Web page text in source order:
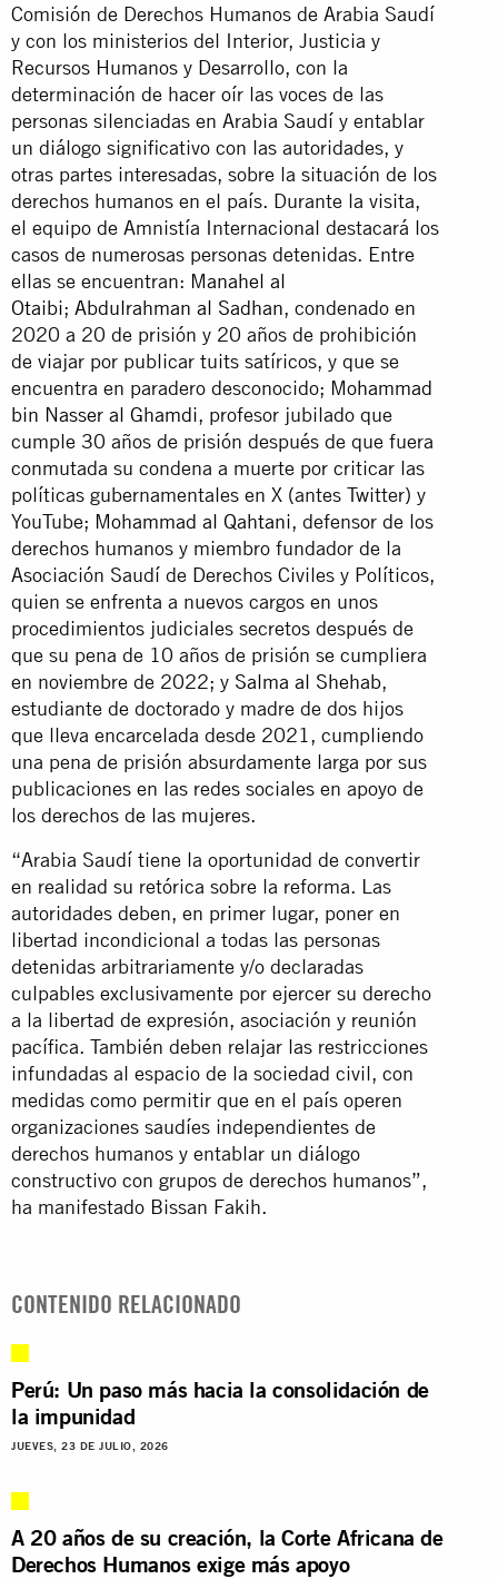
Comisión de Derechos Humanos de Arabia Saudí
y con los ministerios del Interior, Justicia y
Recursos Humanos y Desarrollo, con la
determinación de hacer oír las voces de las
personas silenciadas en Arabia Saudí y entablar
un diálogo significativo con las autoridades, y
otras partes interesadas, sobre la situación de los
derechos humanos en el país. Durante la visita,
el equipo de Amnistía Internacional destacará los
casos de numerosas personas detenidas. Entre
ellas se encuentran: Manahel al
Otaibi; Abdulrahman al Sadhan, condenado en
2020 a 20 de prisión y 20 años de prohibición
de viajar por publicar tuits satíricos, y que se
encuentra en paradero desconocido; Mohammad
bin Nasser al Ghamdi, profesor jubilado que
cumple 30 años de prisión después de que fuera
conmutada su condena a muerte por criticar las
políticas gubernamentales en X (antes Twitter) y
YouTube; Mohammad al Qahtani, defensor de los
derechos humanos y miembro fundador de la
Asociación Saudí de Derechos Civiles y Políticos,
quien se enfrenta a nuevos cargos en unos
procedimientos judiciales secretos después de
que su pena de 10 años de prisión se cumpliera
en noviembre de 2022; y Salma al Shehab,
estudiante de doctorado y madre de dos hijos
que lleva encarcelada desde 2021, cumpliendo
una pena de prisión absurdamente larga por sus
publicaciones en las redes sociales en apoyo de
los derechos de las mujeres.
“Arabia Saudí tiene la oportunidad de convertir
en realidad su retórica sobre la reforma. Las
autoridades deben, en primer lugar, poner en
libertad incondicional a todas las personas
detenidas arbitrariamente y/o declaradas
culpables exclusivamente por ejercer su derecho
a la libertad de expresión, asociación y reunión
pacífica. También deben relajar las restricciones
infundadas al espacio de la sociedad civil, con
medidas como permitir que en el país operen
organizaciones saudíes independientes de
derechos humanos y entablar un diálogo
constructivo con grupos de derechos humanos”,
ha manifestado Bissan Fakih.
CONTENIDO RELACIONADO
Perú: Un paso más hacia la consolidación de
la impunidad
JUEVES, 23 DE JULIO, 2026
A 20 años de su creación, la Corte Africana de
Derechos Humanos exige más apoyo